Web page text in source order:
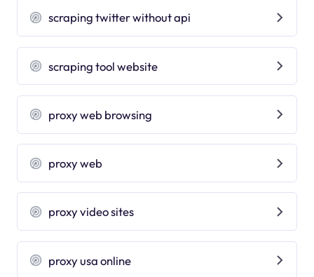
scraping twitter without api
scraping tool website
proxy web browsing
proxy web
proxy video sites
proxy usa online